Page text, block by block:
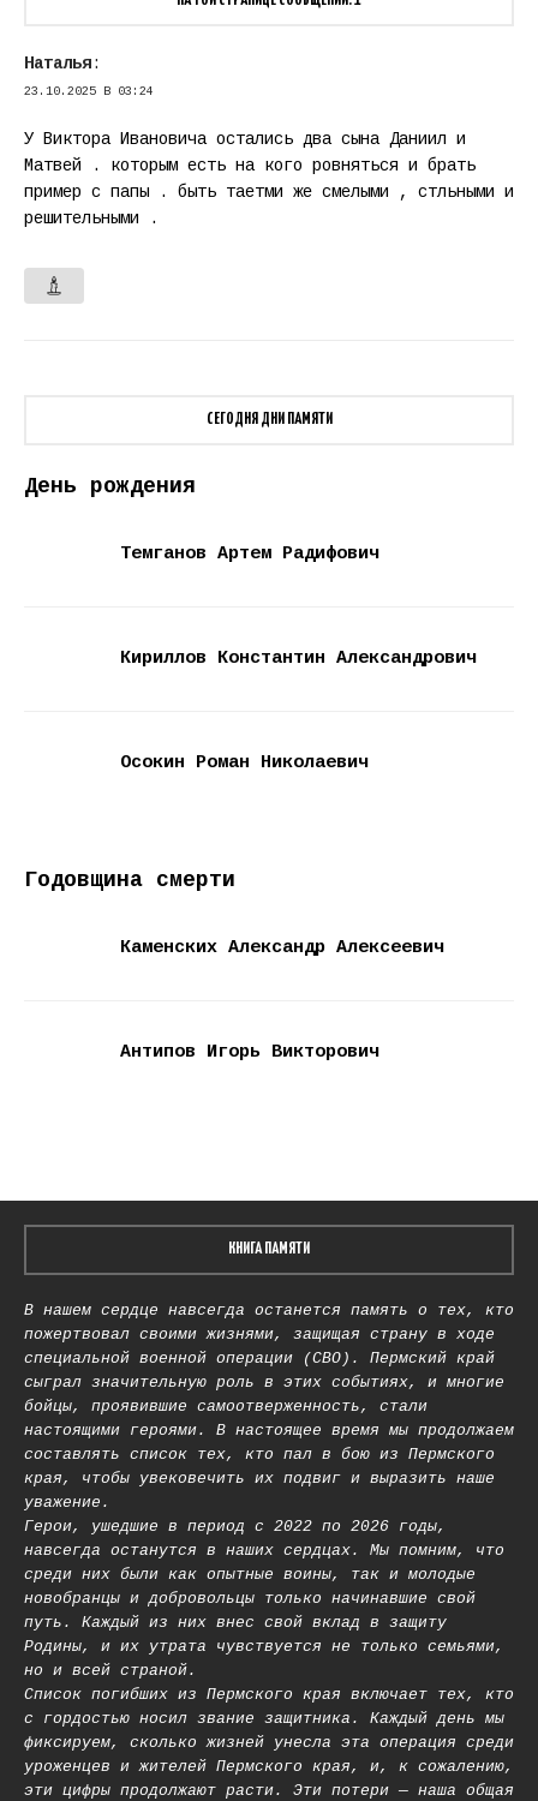
Наталья:
23.10.2025 В 03:24
У Виктора Ивановича остались два сына Даниил и
Матвей . которым есть на кого ровняться и брать
пример с папы . быть таетми же смелыми , стльными и
решительными .
СЕГОДНЯ ДНИ ПАМЯТИ
День рождения
Темганов Артем Радифович
Кириллов Константин Александрович
Осокин Роман Николаевич
Годовщина смерти
Каменских Александр Алексеевич
Антипов Игорь Викторович
КНИГА ПАМЯТИ
В нашем сердце навсегда останется память о тех, кто
пожертвовал своими жизнями, защищая страну в ходе
специальной военной операции (СВО). Пермский край
сыграл значительную роль в этих событиях, и многие
бойцы, проявившие самоотверженность, стали
настоящими героями. В настоящее время мы продолжаем
составлять список тех, кто пал в бою из Пермского
края, чтобы увековечить их подвиг и выразить наше
уважение.
Герои, ушедшие в период с 2022 по 2026 годы,
навсегда останутся в наших сердцах. Мы помним, что
среди них были как опытные воины, так и молодые
новобранцы и добровольцы только начинавшие свой
путь. Каждый из них внес свой вклад в защиту
Родины, и их утрата чувствуется не только семьями,
но и всей страной.
Список погибших из Пермского края включает тех, кто
с гордостью носил звание защитника. Каждый день мы
фиксируем, сколько жизней унесла эта операция среди
уроженцев и жителей Пермского края, и, к сожалению,
эти цифры продолжают расти. Эти потери — наша общая